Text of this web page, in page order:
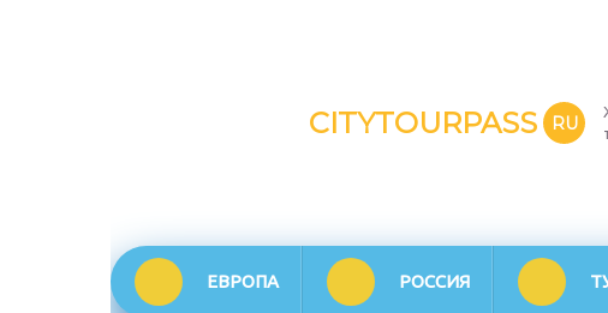
CITYTOURPASS RU
ЕВРОПА РОССИЯ